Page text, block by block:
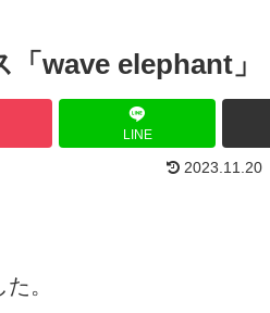
wave elephant」
LINE
2023.11.20
。